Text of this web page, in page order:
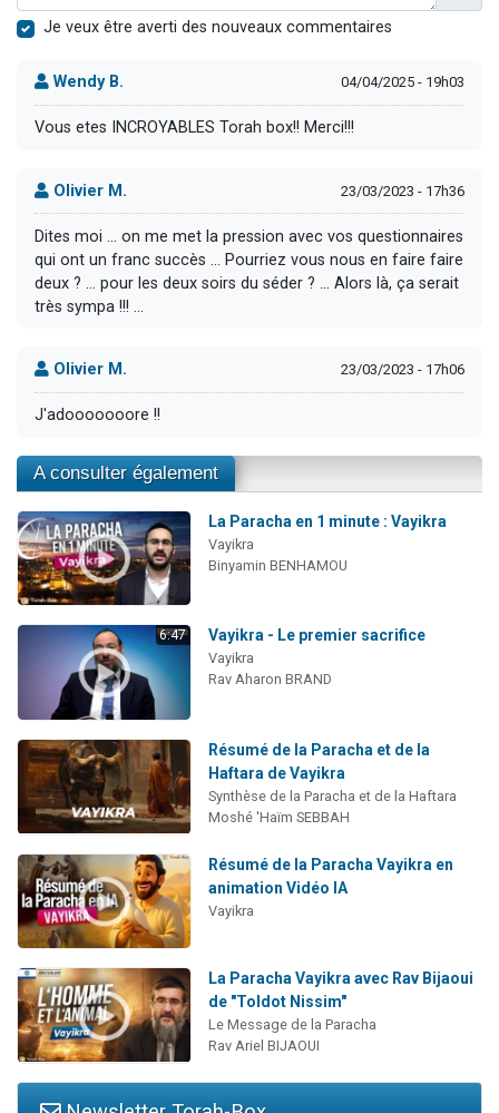
Je veux être averti des nouveaux commentaires
Wendy B. 04/04/2025 - 19h03
Vous etes INCROYABLES Torah box!! Merci!!!
Olivier M. 23/03/2023 - 17h36
Dites moi ... on me met la pression avec vos questionnaires
qui ont un franc succès ... Pourriez vous nous en faire faire
deux ? ... pour les deux soirs du séder ? ... Alors là, ça serait
très sympa !!! ...
Olivier M. 23/03/2023 - 17h06
J'adooooooore !!
A consulter également
La Paracha en 1 minute : Vayikra
Vayikra
Binyamin BENHAMOU
6:47 Vayikra - Le premier sacrifice
Vayikra
Rav Aharon BRAND
Résumé de la Paracha et de la
Haftara de Vayikra
Synthèse de la Paracha et de la Haftara
Moshé 'Haïm SEBBAH
Résumé de la Paracha Vayikra en
animation Vidéo IA
Vayikra
La Paracha Vayikra avec Rav Bijaoui
de "Toldot Nissim"
Le Message de la Paracha
Rav Ariel BIJAOUI